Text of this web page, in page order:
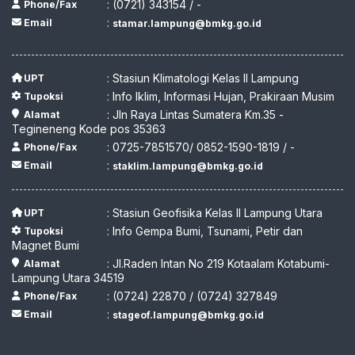
Phone/Fax : (0721) 343154 / -
Email : stamar.lampung@bmkg.go.id
UPT : Stasiun Klimatologi Kelas II Lampung
Tupoksi : Info Iklim, Informasi Hujan, Prakiraan Musim
Alamat
: Jln Raya Lintas Sumatera Km.35 -
Tegineneng Kode pos 35363
Phone/Fax : 0725-7851570/ 0852-1590-1819 / -
Email : staklim.lampung@bmkg.go.id
UPT : Stasiun Geofisika Kelas II Lampung Utara
Tupoksi
: Info Gempa Bumi, Tsunami, Petir dan
Magnet Bumi
Alamat
: Jl.Raden Intan No 219 Kotaalam Kotabumi-
Lampung Utara 34519
Phone/Fax : (0724) 22870 / (0724) 327849
Email : stageof.lampung@bmkg.go.id